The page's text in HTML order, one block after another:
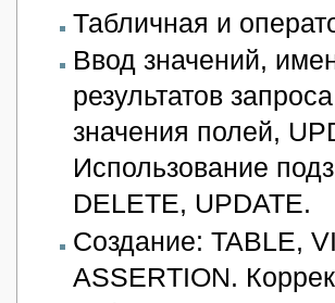
Табличная и
Ввод значений,
результатов
значения полей,
Использование
DELETE, UPDATE.
Создание: TABLE,
ASSERTION.